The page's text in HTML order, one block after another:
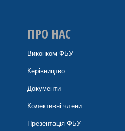
ПРО НАС
Виконком ФБУ
Керівництво
Документи
Колективні члени
Презентація ФБУ